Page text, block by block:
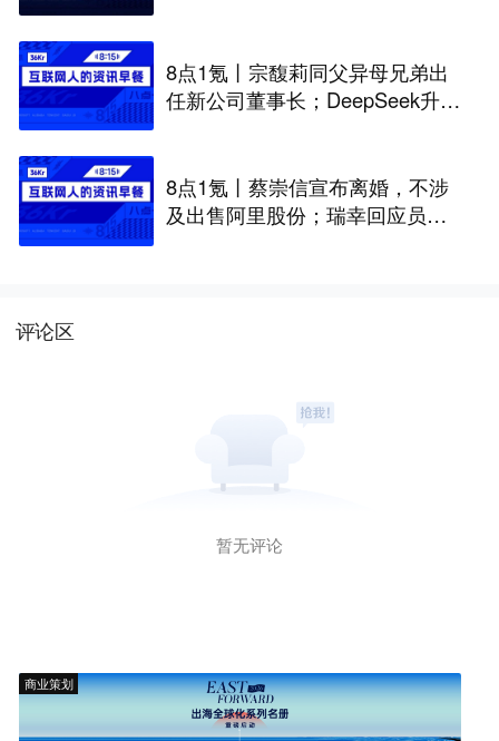
8点1氪丨宗馥莉同父异母兄弟出
任新公司董事长；DeepSeek升至
8点1氪丨蔡崇信宣布离婚，不涉
及出售阿里股份；瑞幸回应员工
评论区
暂无评论
商业策划